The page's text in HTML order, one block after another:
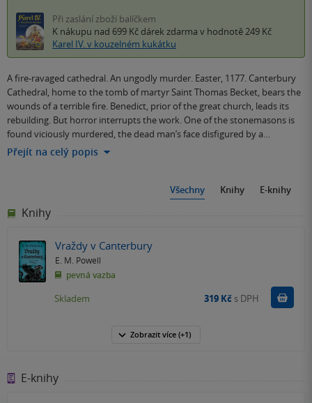
Při zaslání zboží balíčkem
K nákupu nad 699 Kč dárek zdarma v hodnotě 249 Kč
Karel IV. v kouzelném kukátku
A fire-ravaged cathedral. An ungodly murder. Easter, 1177. Canterbury
Cathedral, home to the tomb of martyr Saint Thomas Becket, bears the
wounds of a terrible fire. Benedict, prior of the great church, leads its
rebuilding. But horror interrupts the work. One of the stonemasons is
found viciously murdered, the dead man’s face disfigured by a…
Přejít na celý popis
Všechny Knihy E-knihy
Knihy
Vraždy v Canterbury
E. M. Powell
pevná vazba
Skladem 319 Kč s DPH
Zobrazit více (+1)
E-knihy